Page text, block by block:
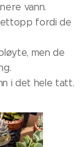
vann.
fordi de
men de
i det hele tatt.